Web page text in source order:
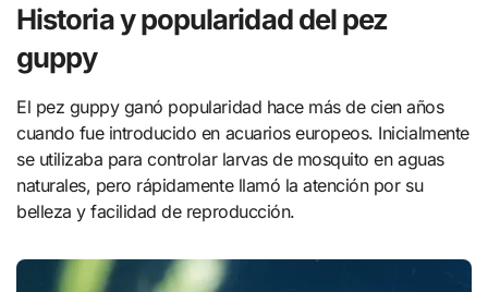
Historia y popularidad del pez
guppy
El pez guppy ganó popularidad hace más de cien años
cuando fue introducido en acuarios europeos. Inicialmente
se utilizaba para controlar larvas de mosquito en aguas
naturales, pero rápidamente llamó la atención por su
belleza y facilidad de reproducción.